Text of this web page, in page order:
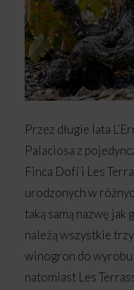
Przez długie lata
Palaciosa z
Finca Dofí i Les
urodzonych w
taką samą nazwę
należą wszystkie
winogron do
natomiast Les